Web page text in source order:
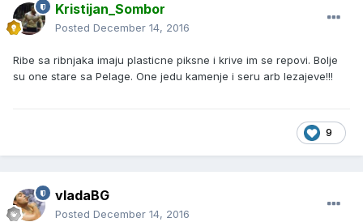
Kristijan_Sombor
Posted December 14, 2016
Ribe sa ribnjaka imaju plasticne piksne i krive im se repovi. Bolje
su one stare sa Pelage. One jedu kamenje i seru arb lezajeve!!!
9
vladaBG
Posted December 14, 2016